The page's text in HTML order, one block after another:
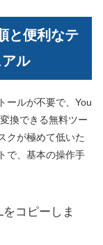
と便利なテ
ル
ールが不要で、You
換できる無料ツー
クが極めて低いた
で、基本の操作手
コピーしま